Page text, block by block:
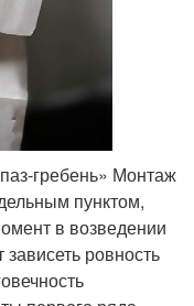
гребень» Монтаж
пунктом,
в возведении
ровность